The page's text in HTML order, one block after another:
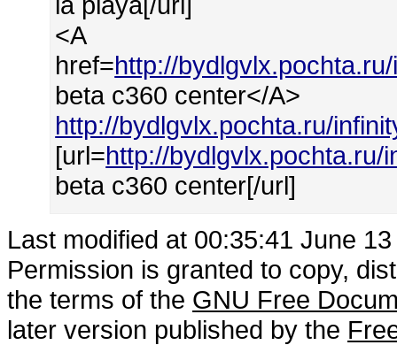
<A
href=http://
beta c360 center</A>
http://bydlgvlx.pochta.ru/
[url=http://bydlgvlx.pochta.ru/
beta c360 center[/url]
Last modified at 00:35:41 June
Permission is granted to copy,
the terms of the GNU Free
later version published by the